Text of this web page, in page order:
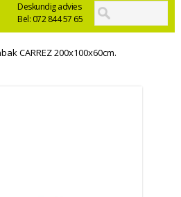
Deskundig advies
Bel: 072 844 57 65
CARREZ 200x100x60cm.